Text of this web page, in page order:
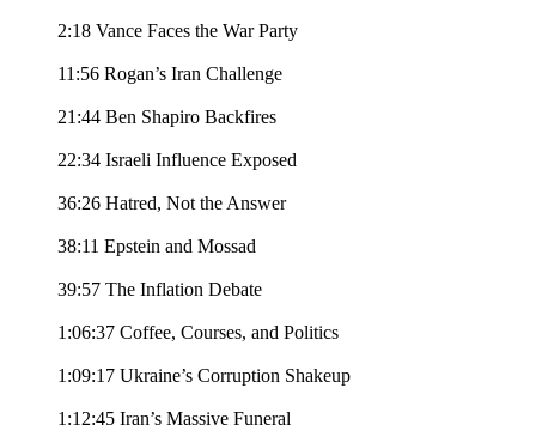
2:18 Vance Faces the War Party
11:56 Rogan’s Iran Challenge
21:44 Ben Shapiro Backfires
22:34 Israeli Influence Exposed
36:26 Hatred, Not the Answer
38:11 Epstein and Mossad
39:57 The Inflation Debate
1:06:37 Coffee, Courses, and Politics
1:09:17 Ukraine’s Corruption Shakeup
1:12:45 Iran’s Massive Funeral